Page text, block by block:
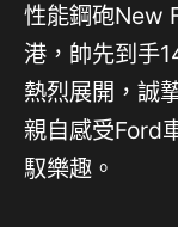
性能鋼砲New
港，帥先到手
熱烈展開，誠
親自感受Ford
馭樂趣。